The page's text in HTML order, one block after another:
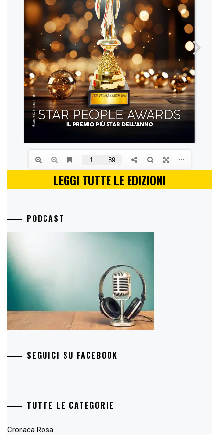
LEGGI TUTTE LE EDIZIONI
PODCAST
SEGUICI SU FACEBOOK
TUTTE LE CATEGORIE
Cronaca Rosa